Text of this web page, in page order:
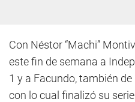
Con Néstor “Machi”
este fin de semana a
1 y a Facundo, también
con lo cual finalizó su